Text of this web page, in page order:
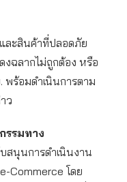
ละสินค้าที่ปลอดภัย
ฉลากไม่ถูกต้อง หรือ
พร้อมดำเนินการตาม
ว
รมทาง
สนุนการดำเนินงาน
Commerce โดย